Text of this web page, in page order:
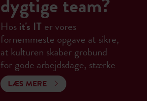
Hosit's IT er vores
fornemmeste opgave at sikre,
at kulturen skaber grobund
for gode arbejdsdage, stærke
samarbejder og effektive
hjerner. Vi elsker at motivere
LÆS MERE